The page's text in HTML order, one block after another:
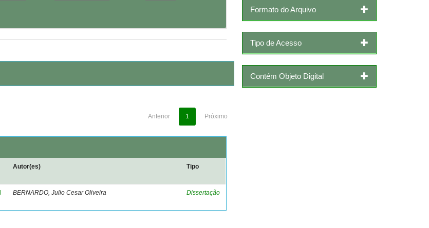
Anterior 1 Próximo
Autor(es) Tipo
BERNARDO, Julio Cesar Oliveira Dissertação
Formato do Arquivo
Tipo de Acesso
Contém Objeto Digital